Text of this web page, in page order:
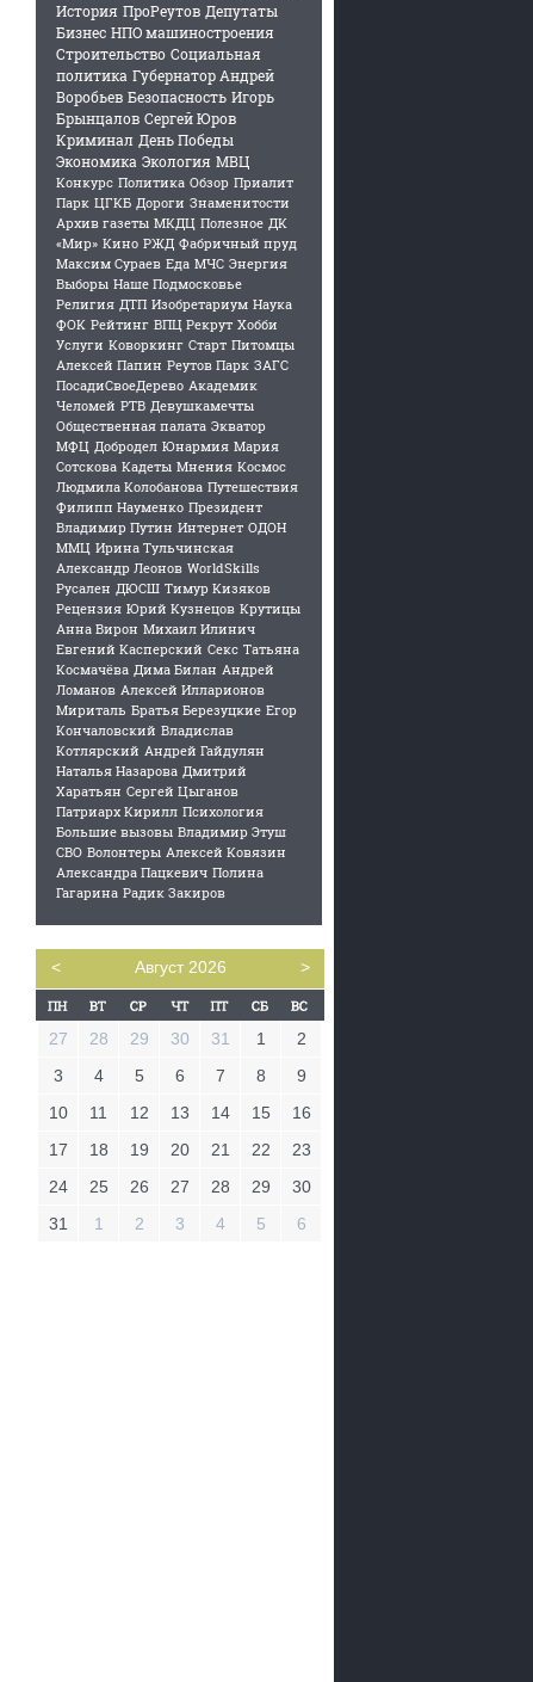
История ПроРеутов Депутаты
Бизнес НПО машиностроения
Строительство Социальная
политика Губернатор Андрей
Воробьев Безопасность Игорь
Брынцалов Сергей Юров
Криминал День Победы
Экономика Экология МВЦ
Конкурс Политика Обзор Приалит
Парк ЦГКБ Дороги Знаменитости
Архив газеты МКДЦ Полезное ДК
«Мир» Кино РЖД Фабричный пруд
Максим Сураев Еда МЧС Энергия
Выборы Наше Подмосковье
Религия ДТП Изобретариум Наука
ФОК Рейтинг ВПЦ Рекрут Хобби
Услуги Коворкинг Старт Питомцы
Алексей Папин Реутов Парк ЗАГС
ПосадиСвоеДерево Академик
Челомей РТВ Девушкамечты
Общественная палата Экватор
МФЦ Добродел Юнармия Мария
Сотскова Кадеты Мнения Космос
Людмила Колобанова Путешествия
Филипп Науменко Президент
Владимир Путин Интернет ОДОН
ММЦ Ирина Тульчинская
Александр Леонов WorldSkills
Русален ДЮСШ Тимур Кизяков
Рецензия Юрий Кузнецов Крутицы
Анна Вирон Михаил Илинич
Евгений Касперский Секс Татьяна
Космачёва Дима Билан Андрей
Ломанов Алексей Илларионов
Мириталь Братья Березуцкие Егор
Кончаловский Владислав
Котлярский Андрей Гайдулян
Наталья Назарова Дмитрий
Харатьян Сергей Цыганов
Патриарх Кирилл Психология
Большие вызовы Владимир Этуш
СВО Волонтеры Алексей Ковязин
Александра Пацкевич Полина
Гагарина Радик Закиров
< Август 2026 >
27 28 29 30 31 1
2
3
4 5 6 7 8
9
10
11 12 13 14 15
16
17
18 19 20 21 22
23
24
25 26 27 28 29
30
31
1 2 3 4 5 6